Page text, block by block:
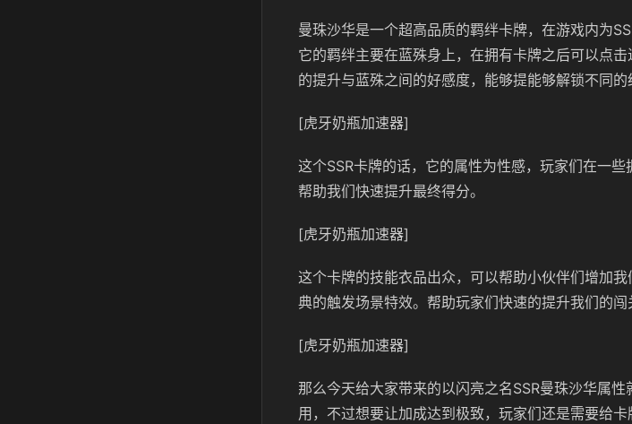
曼珠沙华是一个超高品质的羁绊卡牌，在游戏内为
它的羁绊主要在蓝殊身上，在拥有卡牌之后可以点
的提升与蓝殊之间的好感度，能够提能够解锁不同的
[虎牙奶瓶加速器]
这个SSR卡牌的话，它的属性为性感，玩家们在一
帮助我们快速提升最终得分。
[虎牙奶瓶加速器]
这个卡牌的技能衣品出众，可以帮助小伙伴们增加
典的触发场景特效。帮助玩家们快速的提升我们的闯
[虎牙奶瓶加速器]
那么今天给大家带来的以闪亮之名SSR曼珠沙华属
用，不过想要让加成达到极致，玩家们还是需要给卡